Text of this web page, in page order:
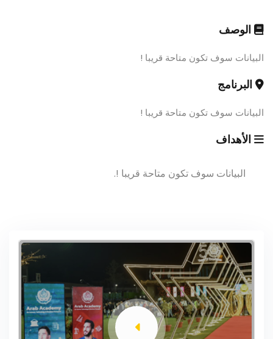
الوصف
البيانات سوف تكون متاحة قريبا !
البرنامج
البيانات سوف تكون متاحة قريبا !
الأهداف
البيانات سوف تكون متاحة قريبا !.